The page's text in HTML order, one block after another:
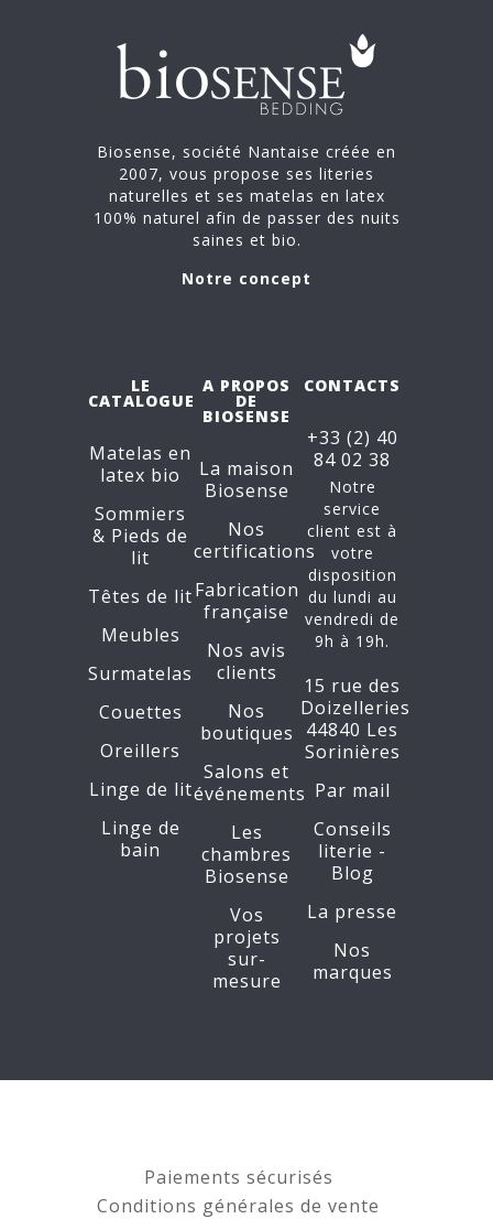
Biosense, société Nantaise créée en
2007, vous propose ses literies
naturelles et ses matelas en latex
100% naturel afin de passer des nuits
saines et bio.
Notre concept
LE
CATALOGUE
Matelas en
latex bio
Sommiers
& Pieds de
lit
Têtes de lit
Meubles
Surmatelas
Couettes
Oreillers
Linge de lit
Linge de
bain
A PROPOS
DE
BIOSENSE
La maison
Biosense
Nos
certifications
Fabrication
française
Nos avis
clients
Nos
boutiques
Salons et
événements
Les
chambres
Biosense
Vos
projets
sur-
mesure
CONTACTS
+33 (2) 40
84 02 38
Notre
service
client est à
votre
disposition
du lundi au
vendredi de
9h à 19h.
15 rue des
Doizelleries
44840 Les
Sorinières
Par mail
Conseils
literie -
Blog
La presse
Nos
marques
Paiements sécurisés
Conditions générales de vente